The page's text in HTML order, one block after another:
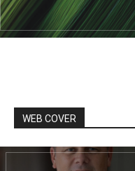
WEB COVER